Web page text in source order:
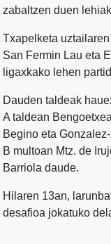
zabaltzen duen
Txapelketa
San Fermin Lau eta
ligaxkako lehen
Dauden taldeak
A taldean
Begino eta
B multoan Mtz. de
Barriola daude.
Hilaren 13an,
desafioa jokatuko